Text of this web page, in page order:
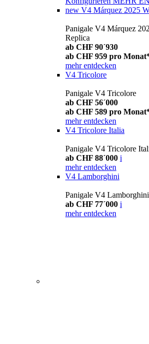
new V4 Márquez 2025
Panigale V4 Márquez
Replica
ab CHF 90´930
ab CHF 959 pro
mehr entdecken
V4 Tricolore
Panigale V4 Tricolore
ab CHF 56´000
ab CHF 589 pro
mehr entdecken
V4 Tricolore Italia
Panigale V4 Tricolore
ab CHF 88´000 i
mehr entdecken
V4 Lamborghini
Panigale V4 Lamborghini
ab CHF 77´000 i
mehr entdecken